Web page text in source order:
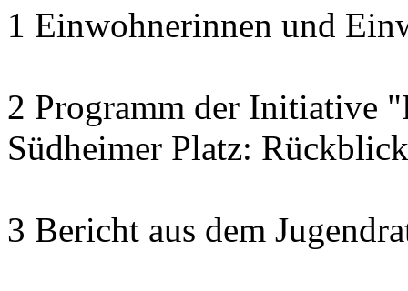
1 Einwohnerinnen und
2 Programm der Initiative
Südheimer Platz:
3 Bericht aus dem